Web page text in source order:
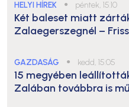
HELYI HÍREK ● péntek, 15:10
Két baleset miatt
Zalaegerszegnél –
GAZDASÁG ● kedd, 15:05
15 megyében
Zalában továbbra is